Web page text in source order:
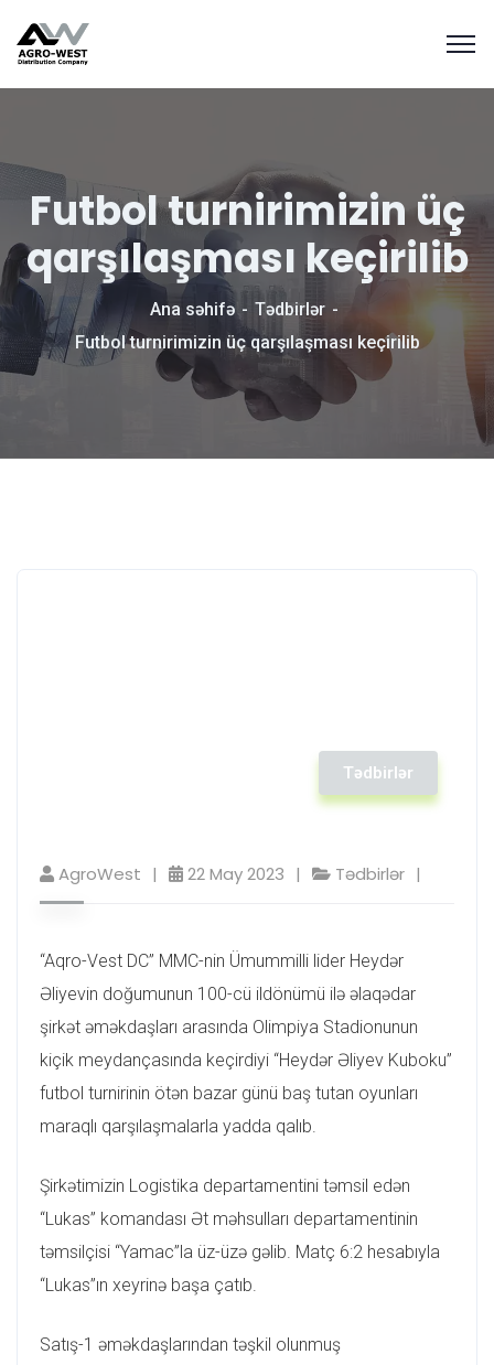
Futbol turnirimizin üç
qarşılaşması keçirilib
Ana səhifə
Tədbirlər
Futbol turnirimizin üç qarşılaşması keçirilib
Tədbirlər
AgroWest 22 May 2023 Tədbirlər
“Aqro-Vest DC” MMC-nin Ümummilli lider Heydər
Əliyevin doğumunun 100-cü ildönümü ilə əlaqədar
şirkət əməkdaşları arasında Olimpiya Stadionunun
kiçik meydançasında keçirdiyi “Heydər Əliyev Kuboku”
futbol turnirinin ötən bazar günü baş tutan oyunları
maraqlı qarşılaşmalarla yadda qalıb.
Şirkətimizin Logistika departamentini təmsil edən
“Lukas” komandası Ət məhsulları departamentinin
təmsilçisi “Yamac”la üz-üzə gəlib. Matç 6:2 hesabıyla
“Lukas”ın xeyrinə başa çatıb.
Satış-1 əməkdaşlarından təşkil olunmuş